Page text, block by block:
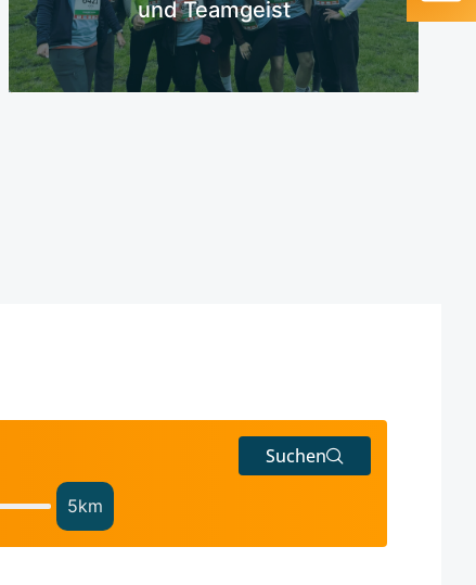
und Teamgeist
5km
Suchen